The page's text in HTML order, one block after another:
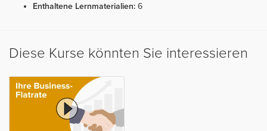
Enthaltene Lernmaterialien: 6
Diese Kurse könnten Sie interessieren